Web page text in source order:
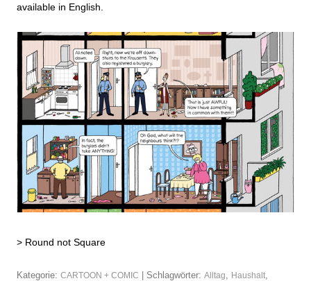
available in English.
> Round not Square
Kategorie: CARTOON + COMIC | Schlagwörter: Alltag, Haushalt,